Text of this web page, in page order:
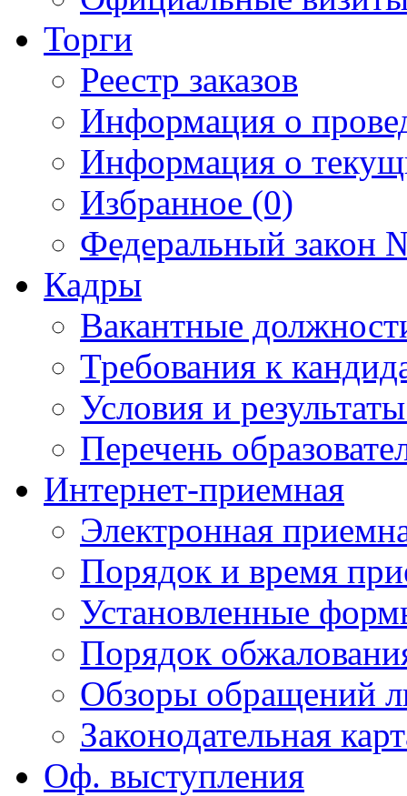
Торги
Реестр заказов
Информация о
Информация о
Избранное (0)
Федеральный закон
Кадры
Вакантные
Требования к
Условия и
Перечень
Интернет-приемная
Электронная
Порядок и время
Установленные
Порядок
Обзоры обращений
Законодательная
Оф. выступления